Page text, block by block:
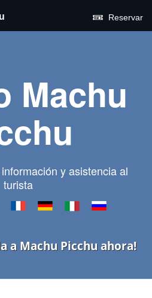
Reservar
Machu
y asistencia al
turista
a Machu Picchu ahora!